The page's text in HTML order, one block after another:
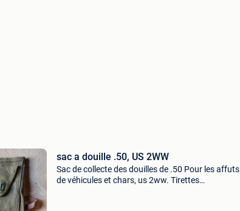
sac a douille .50, US 2WW
Sac de collecte des douilles de .50 Pour les affuts
de véhicules et chars, us 2ww. Tirettes